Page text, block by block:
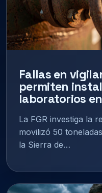
Fallas en
permiten
laboratorios
La FGR investiga la
movilizó 50
la Sierra de…